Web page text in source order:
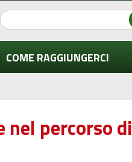
COME RAGGIUNGERCI
nel percorso di